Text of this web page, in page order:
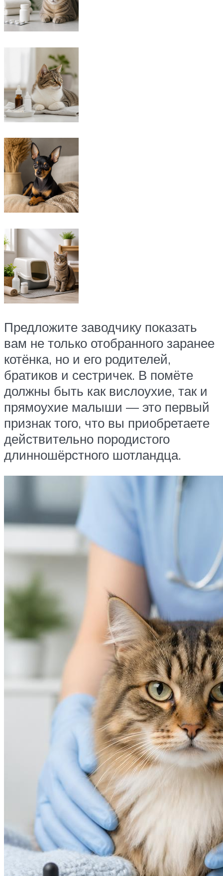
Предложите заводчику показать
вам не только отобранного заранее
котёнка, но и его родителей,
братиков и сестричек. В помёте
должны быть как вислоухие, так и
прямоухие малыши — это первый
признак того, что вы приобретаете
действительно породистого
длинношёрстного шотландца.